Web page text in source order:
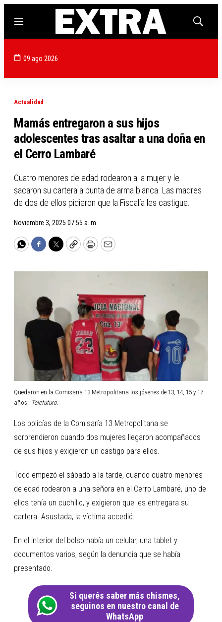
Menú
Mostrar
09 ago 2026
Actualidad
Mamás entregaron a sus hijos
adolescentes tras asaltar a una doña en
el Cerro Lambaré
Cuatro menores de edad rodearon a la mujer y le
sacaron su cartera a punta de arma blanca. Las madres
de dos de ellos pidieron que la Fiscalía les castigue.
Noviembre 3, 2025 07:55 a. m.
WhatsApp
Facebook
TwitterCopyPrintEmail
Quedaron en la Comisaría 13 Metropolitana los jóvenes de 13, 14, 15 y 17
años.
Telefuturo.
Los policías de la Comisaría 13 Metropolitana se
sorprendieron cuando dos mujeres llegaron acompañados
de sus hijos y exigieron un castigo para ellos.
Todo empezó el sábado a la tarde, cuando cuatro menores
de edad rodearon a una señora en el Cerro Lambaré, uno de
ellos tenía un cuchillo, y exigieron que les entregara su
cartera. Asustada, la víctima accedió.
En el interior del bolso había un celular, una tablet y
documentos varios, según la denuncia que se había
presentado.
Si querés saber más chismes,
seguinos en nuestro canal de
WhatsApp